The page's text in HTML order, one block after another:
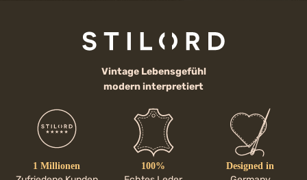
Vintage Lebensgefühl
modern interpretiert
1 Millionen 100% Designed in